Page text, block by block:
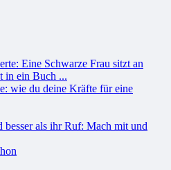
wie du deine Kräfte für eine